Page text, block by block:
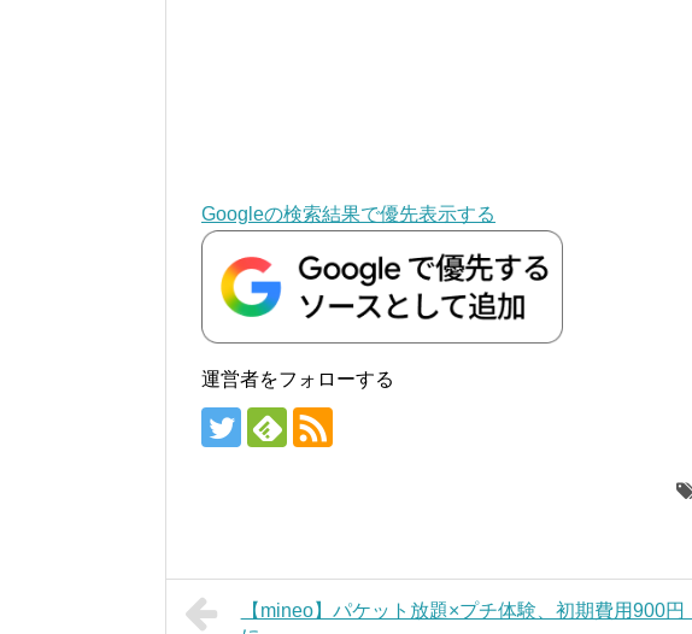
Googleの検索結果で優先表示する
運営者をフォローする
【mineo】パケット放題×プチ体験、初期費用900